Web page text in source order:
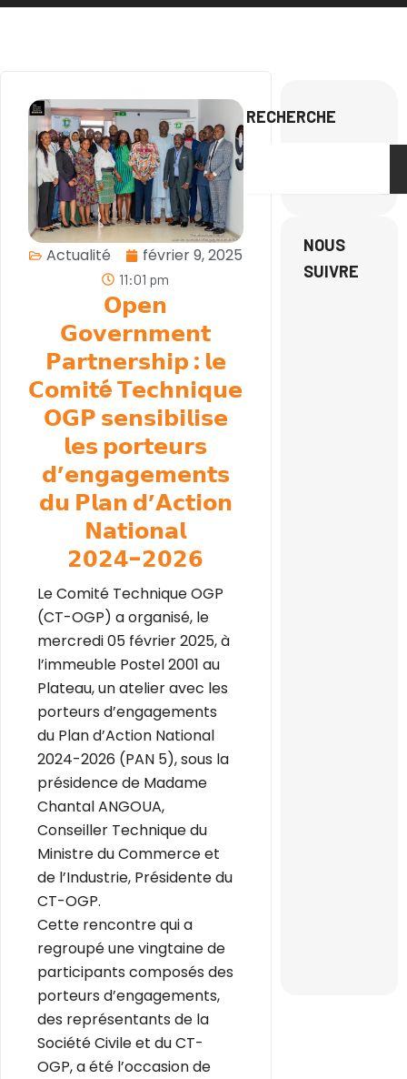
Actualité février 9, 2025
11:01 pm
𝗢𝗽𝗲𝗻
𝗚𝗼𝘃𝗲𝗿𝗻𝗺𝗲𝗻𝘁
𝗣𝗮𝗿𝘁𝗻𝗲𝗿𝘀𝗵𝗶𝗽 : 𝗹𝗲
𝗖𝗼𝗺𝗶𝘁é 𝗧𝗲𝗰𝗵𝗻𝗶𝗾𝘂𝗲
𝗢𝗚𝗣 𝘀𝗲𝗻𝘀𝗶𝗯𝗶𝗹𝗶𝘀𝗲
𝗹𝗲𝘀 𝗽𝗼𝗿𝘁𝗲𝘂𝗿𝘀
𝗱’𝗲𝗻𝗴𝗮𝗴𝗲𝗺𝗲𝗻𝘁𝘀
𝗱𝘂 𝗣𝗹𝗮𝗻 𝗱’𝗔𝗰𝘁𝗶𝗼𝗻
𝗡𝗮𝘁𝗶𝗼𝗻𝗮𝗹
𝟮𝟬𝟮𝟰-𝟮𝟬𝟮𝟲
Le Comité Technique OGP
(CT-OGP) a organisé, le
mercredi 05 février 2025, à
l’immeuble Postel 2001 au
Plateau, un atelier avec les
porteurs d’engagements
du Plan d’Action National
2024-2026 (PAN 5), sous la
présidence de Madame
Chantal ANGOUA,
Conseiller Technique du
Ministre du Commerce et
de l’Industrie, Présidente du
CT-OGP.
Cette rencontre qui a
regroupé une vingtaine de
participants composés des
porteurs d’engagements,
des représentants de la
Société Civile et du CT-
OGP, a été l’occasion de